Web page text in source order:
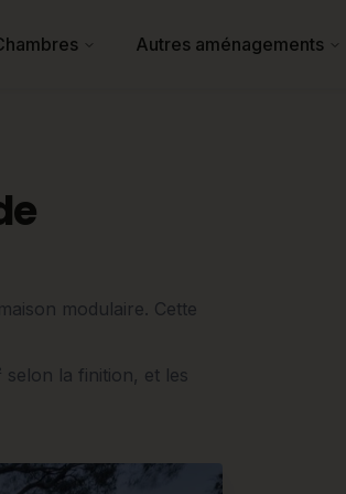
Autres aménagements
modulaire. Cette
selon la finition, et les